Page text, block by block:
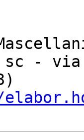
sc -